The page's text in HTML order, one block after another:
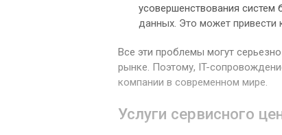
усовершенствования систем
данных. Это может
Все эти проблемы могут
рынке. Поэтому, IT-
компании в современном мире.
Услуги сервисного